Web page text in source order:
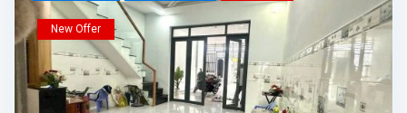
New Offer